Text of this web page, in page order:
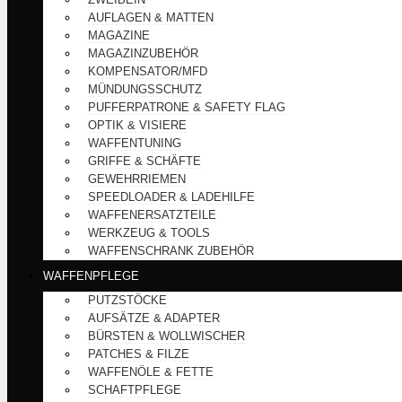
AUFLAGEN & MATTEN
MAGAZINE
MAGAZINZUBEHÖR
KOMPENSATOR/MFD
MÜNDUNGSSCHUTZ
PUFFERPATRONE & SAFETY FLAG
OPTIK & VISIERE
WAFFENTUNING
GRIFFE & SCHÄFTE
GEWEHRRIEMEN
SPEEDLOADER & LADEHILFE
WAFFENERSATZTEILE
WERKZEUG & TOOLS
WAFFENSCHRANK ZUBEHÖR
WAFFENPFLEGE
PUTZSTÖCKE
AUFSÄTZE & ADAPTER
BÜRSTEN & WOLLWISCHER
PATCHES & FILZE
WAFFENÖLE & FETTE
SCHAFTPFLEGE